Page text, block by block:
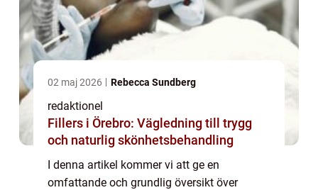
02 maj 2026 Rebecca Sundberg
redaktionel
Fillers i Örebro: Vägledning till trygg
och naturlig skönhetsbehandling
I denna artikel kommer vi att ge en
omfattande och grundlig översikt över